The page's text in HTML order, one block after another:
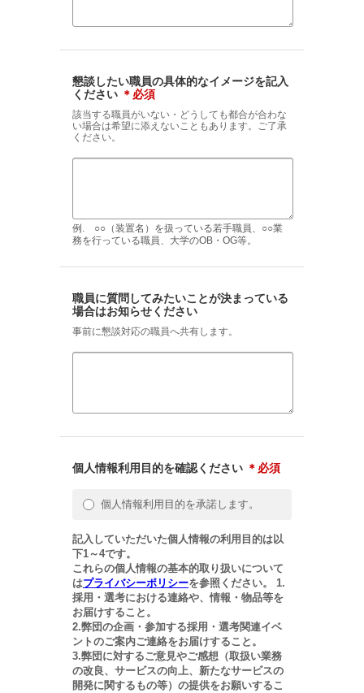
懇談したい職員の具体的なイメージを記入
ください ＊必須
該当する職員がいない・どうしても都合が合わな
い場合は希望に添えないこともあります。ご了承
ください。
例. ○○（装置名）を扱っている若手職員、○○業
務を行っている職員、大学のOB・OG等。
職員に質問してみたいことが決まっている
場合はお知らせください
事前に懇談対応の職員へ共有します。
個人情報利用目的を確認ください ＊必須
個人情報利用目的を承諾します。
記入していただいた個人情報の利用目的は以
下1～4です。
これらの個人情報の基本的取り扱いについて
はプライバシーポリシーを参照ください。 1.
採用・選考における連絡や、情報・物品等を
お届けすること。
2.弊団の企画・参加する採用・選考関連イベ
ントのご案内ご連絡をお届けすること。
3.弊団に対するご意見やご感想（取扱い業務
の改良、サービスの向上、新たなサービスの
開発に関するもの等）の提供をお願いするこ